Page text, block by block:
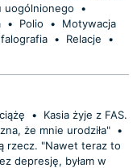
uogólnionego
•
• Polio •
Motywacja
• Relacje
•
•
Kasia żyje z FAS.
że mnie urodziła" •
rzecz. "Nawet teraz to
depresję, byłam w